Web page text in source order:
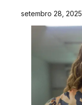
setembro 28, 2025